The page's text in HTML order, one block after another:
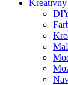
Kreatívny